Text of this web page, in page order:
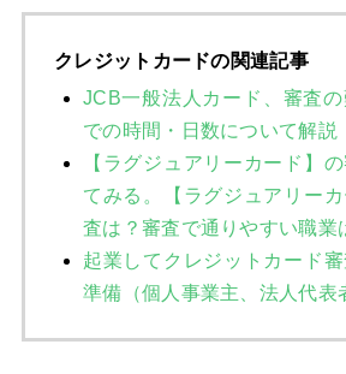
クレジットカードの関連記事
JCB一般法人カード、審査
での時間・日数について解説
【ラグジュアリーカード】
てみる。【ラグジュアリー
査は？審査で通りやすい職業
起業してクレジットカード
準備（個人事業主、法人代表